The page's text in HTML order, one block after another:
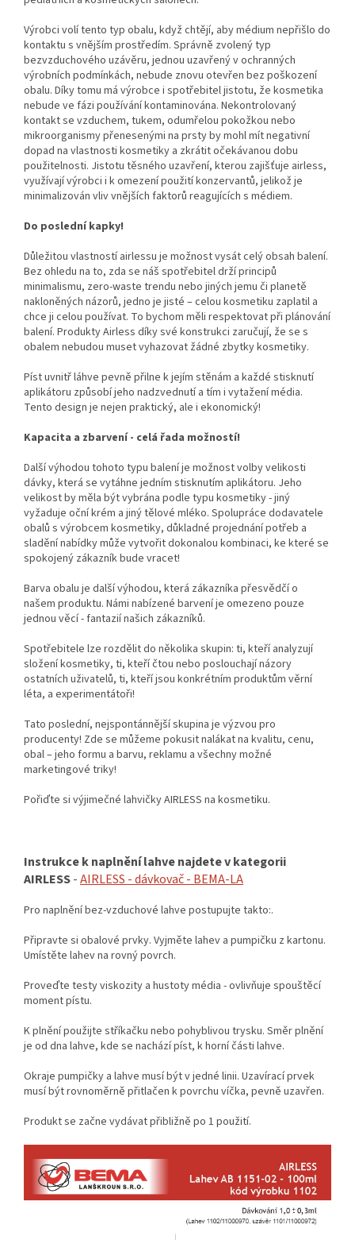
Výrobci volí tento typ obalu, když chtějí, aby médium nepřišlo do
kontaktu s vnějším prostředím. Správně zvolený typ
bezvzduchového uzávěru, jednou uzavřený v ochranných
výrobních podmínkách, nebude znovu otevřen bez poškození
obalu. Díky tomu má výrobce i spotřebitel jistotu, že kosmetika
nebude ve fázi používání kontaminována. Nekontrolovaný
kontakt se vzduchem, tukem, odumřelou pokožkou nebo
mikroorganismy přenesenými na prsty by mohl mít negativní
dopad na vlastnosti kosmetiky a zkrátit očekávanou dobu
použitelnosti. Jistotu těsného uzavření, kterou zajišťuje airless,
využívají výrobci i k omezení použití konzervantů, jelikož je
minimalizován vliv vnějších faktorů reagujících s médiem.
Do poslední kapky!
Důležitou vlastností airlessu je možnost vysát celý obsah balení.
Bez ohledu na to, zda se náš spotřebitel drží principů
minimalismu, zero-waste trendu nebo jiných jemu či planetě
nakloněných názorů, jedno je jisté – celou kosmetiku zaplatil a
chce ji celou používat. To bychom měli respektovat při plánování
balení. Produkty Airless díky své konstrukci zaručují, že se s
obalem nebudou muset vyhazovat žádné zbytky kosmetiky.
Píst uvnitř láhve pevně přilne k jejím stěnám a každé stisknutí
aplikátoru způsobí jeho nadzvednutí a tím i vytažení média.
Tento design je nejen praktický, ale i ekonomický!
Kapacita a zbarvení - celá řada možností!
Další výhodou tohoto typu balení je možnost volby velikosti
dávky, která se vytáhne jedním stisknutím aplikátoru. Jeho
velikost by měla být vybrána podle typu kosmetiky - jiný
vyžaduje oční krém a jiný tělové mléko. Spolupráce dodavatele
obalů s výrobcem kosmetiky, důkladné projednání potřeb a
sladění nabídky může vytvořit dokonalou kombinaci, ke které se
spokojený zákazník bude vracet!
Barva obalu je další výhodou, která zákazníka přesvědčí o
našem produktu. Námi nabízené barvení je omezeno pouze
jednou věcí - fantazií našich zákazníků.
Spotřebitele lze rozdělit do několika skupin: ti, kteří analyzují
složení kosmetiky, ti, kteří čtou nebo poslouchají názory
ostatních uživatelů, ti, kteří jsou konkrétním produktům věrní
léta, a experimentátoři!
Tato poslední, nejspontánnější skupina je výzvou pro
producenty! Zde se můžeme pokusit nalákat na kvalitu, cenu,
obal – jeho formu a barvu, reklamu a všechny možné
marketingové triky!
Pořiďte si výjimečné lahvičky AIRLESS na kosmetiku.
Instrukce k naplnění lahve najdete v kategorii
AIRLESS-AIRLESS - dávkovač - BEMA-LA
Pro naplnění bez-vzduchové lahve postupujte takto:.
Připravte si obalové prvky. Vyjměte lahev a pumpičku z kartonu.
Umístěte lahev na rovný povrch.
Proveďte testy viskozity a hustoty média - ovlivňuje spouštěcí
moment pístu.
K plnění použijte stříkačku nebo pohyblivou trysku. Směr plnění
je od dna lahve, kde se nachází píst, k horní části lahve.
Okraje pumpičky a lahve musí být v jedné linii. Uzavírací prvek
musí být rovnoměrně přitlačen k povrchu víčka, pevně uzavřen.
Produkt se začne vydávat přibližně po 1 použití.